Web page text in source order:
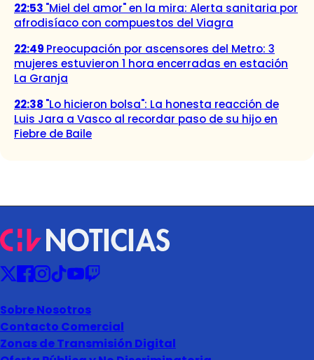
22:53 "Miel del amor" en la mira: Alerta sanitaria por
afrodisíaco con compuestos del Viagra
22:49 Preocupación por ascensores del Metro: 3
mujeres estuvieron 1 hora encerradas en estación
La Granja
22:38 "Lo hicieron bolsa": La honesta reacción de
Luis Jara a Vasco al recordar paso de su hijo en
Fiebre de Baile
Sobre Nosotros
Contacto Comercial
Zonas de Transmisión Digital